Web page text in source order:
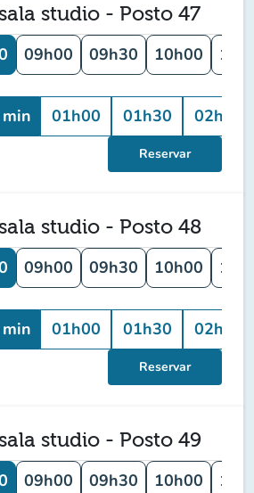
studio - Posto 47
09h00 09h30 10h00
01h00 01h30 02h00
Reservar
studio - Posto 48
09h00 09h30 10h00
01h00 01h30 02h00
Reservar
studio - Posto 49
09h00 09h30 10h00